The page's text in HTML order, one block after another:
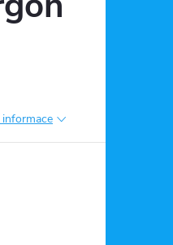
informace